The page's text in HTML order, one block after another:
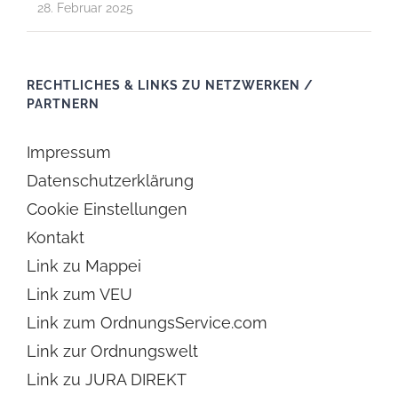
28. Februar 2025
RECHTLICHES & LINKS ZU NETZWERKEN /
PARTNERN
Impressum
Datenschutzerklärung
Cookie Einstellungen
Kontakt
Link zu Mappei
Link zum VEU
Link zum OrdnungsService.com
Link zur Ordnungswelt
Link zu JURA DIREKT